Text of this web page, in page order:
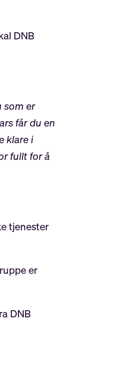
DNB
som er
får du en
klare i
fullt for å
tjenester
er
DNB